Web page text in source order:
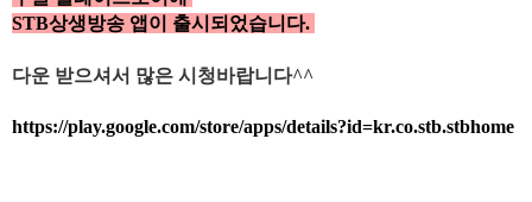
STB상생방송 앱이 출시되었습니다.
다운 받으셔서 많은 시청바랍니다^^
https://play.google.com/store/apps/details?id=kr.co.stb.stbhome